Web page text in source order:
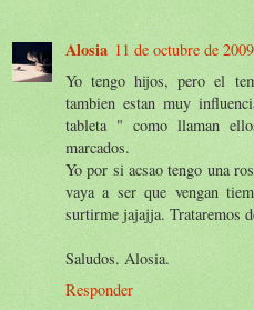
Alosia 11 de octubre de
Yo tengo hijos, pero el
tambien estan muy
tableta " como llaman
marcados.
Yo por si acsao tengo una
vaya a ser que vengan
surtirme jajajja. Trataremos
Saludos. Alosia.
Responder